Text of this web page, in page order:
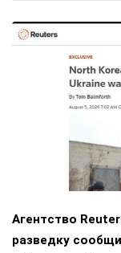
Агентство
разведку